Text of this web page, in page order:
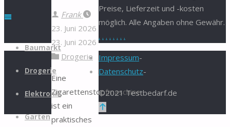
Zum
springen
Baumarkt
Drogerie
Elektronik
Garten
Frank
23. Juni 2026
23. Juni 2026
Drogerie
Eine
Zigarettenstopfmaschine
ist ein
praktisches
Preise, Lieferzeit und -kosten
möglich. Alle Angaben ohne Gewähr.
. . . . . . . .
Impressum-
Datenschutz-
©2021 Testbedarf.de
Zurück